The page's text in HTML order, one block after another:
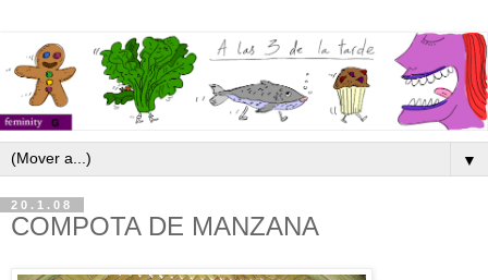
▼
20.1.08
COMPOTA DE MANZANA